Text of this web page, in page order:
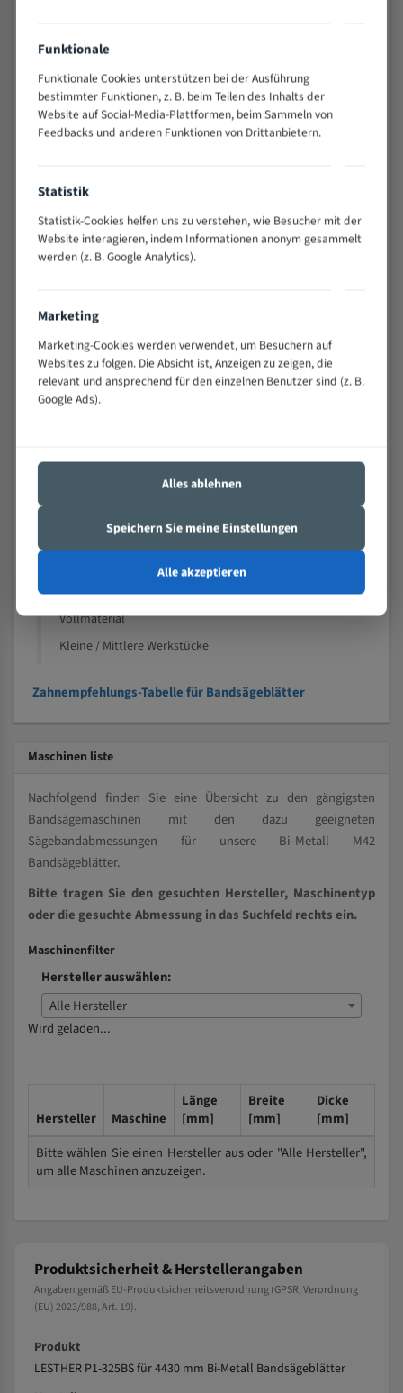
200 -
> 500
0,75/1,25
Vorteile:
Widerstandsfähig gegen Zahnbruch auch bei
schwierigen Werkstücken (Materialmischung,
wechselnde Verbindungslängen)
Sehr geringe Vibration
Technische Beschreibung:
Positiver Spanwinkel
Bandkörper aus hochlegiertem Federstahl
Nichteisenmetalle
Speziell entwickelt für Profile / Rohre
Vollmaterial
Kleine / Mittlere Werkstücke
Zahnempfehlungs-Tabelle für Bandsägeblätter
Maschinen liste
Nachfolgend finden Sie eine Übersicht zu den gängigsten
Bandsägemaschinen mit den dazu geeigneten
Sägebandabmessungen für unsere Bi-Metall M42
Bandsägeblätter.
Bitte tragen Sie den gesuchten Hersteller, Maschinentyp
oder die gesuchte Abmessung in das Suchfeld rechts ein.
Maschinenfilter
Hersteller auswählen:
Alle Hersteller
Wird geladen...
Hersteller Maschine
Länge
[mm]
Breite
[mm]
Dicke
[mm]
Bitte wählen Sie einen Hersteller aus oder "Alle Hersteller",
um alle Maschinen anzuzeigen.
Produktsicherheit & Herstellerangaben
Angaben gemäß EU-Produktsicherheitsverordnung (GPSR, Verordnung
(EU) 2023/988, Art. 19).
Produkt
LESTHER P1-325BS für 4430 mm Bi-Metall Bandsägeblätter
Funktionale
Funktionale Cookies unterstützen bei der Ausführung
bestimmter Funktionen, z. B. beim Teilen des Inhalts der
Website auf Social-Media-Plattformen, beim Sammeln von
Feedbacks und anderen Funktionen von Drittanbietern.
Statistik
Statistik-Cookies helfen uns zu verstehen, wie Besucher mit der
Website interagieren, indem Informationen anonym gesammelt
werden (z. B. Google Analytics).
Marketing
Marketing-Cookies werden verwendet, um Besuchern auf
Websites zu folgen. Die Absicht ist, Anzeigen zu zeigen, die
relevant und ansprechend für den einzelnen Benutzer sind (z. B.
Google Ads).
Alles ablehnen
Speichern Sie meine Einstellungen
Alle akzeptieren